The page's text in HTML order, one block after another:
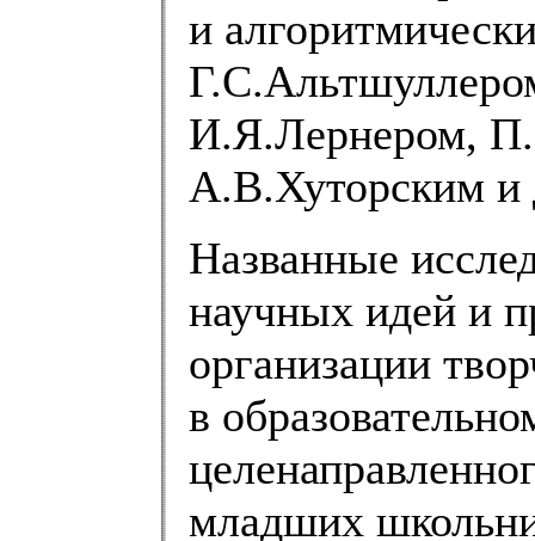
и
И.Я.Лернером,
А.В.Хуторским и
Названные
научных идей и
организации
в
младших